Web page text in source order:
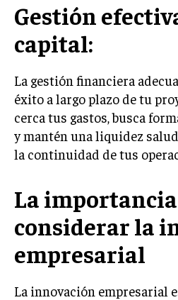
Gestión
capital:
La gestión financiera
éxito a largo plazo de tu
cerca tus gastos, busca
y mantén una liquidez
la continuidad de tus
La
considerar la
empresarial
La innovación empresarial